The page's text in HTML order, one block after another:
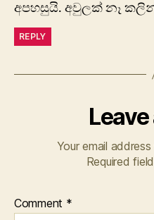
අපහසුයි. අවුලක් නෑ
REPLY
Your email
Required
Comment *